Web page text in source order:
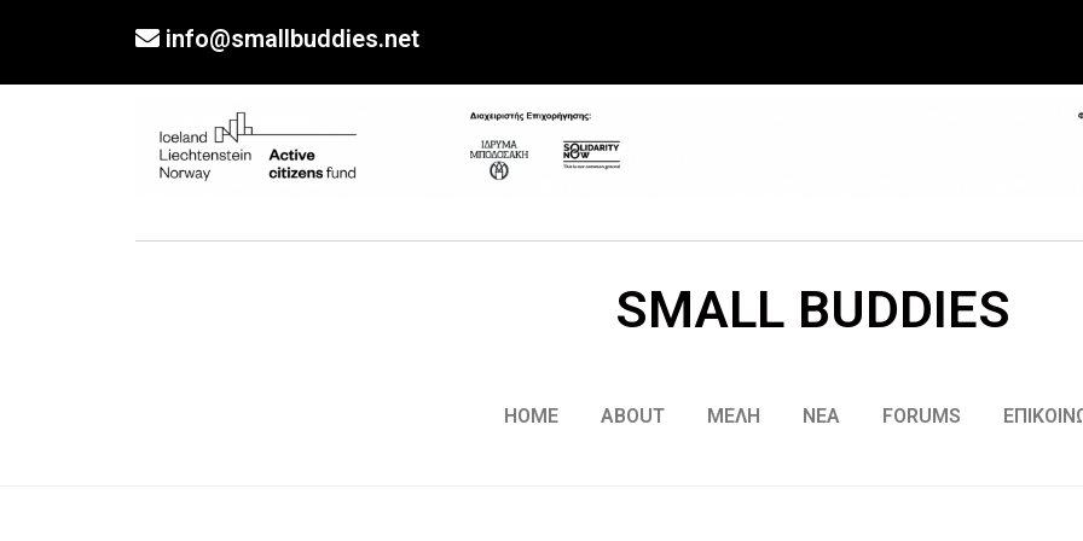
info@smallbuddies.net
SMALL BUDDIES
HOME ABOUT ΜΕΛΗ ΝΕΑ FORUMS